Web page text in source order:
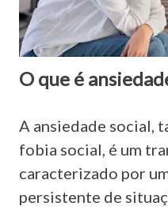
O que é
A ansiedade social,
fobia social, é um
caracterizado por
persistente de